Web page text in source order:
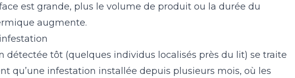
est grande, plus le volume de produit ou la durée du
augmente.
détectée tôt (quelques individus localisés près du lit) se traite
qu’une infestation installée depuis plusieurs mois, où les